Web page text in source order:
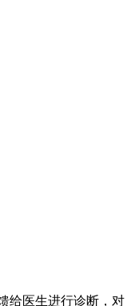
给医生进行诊断，对